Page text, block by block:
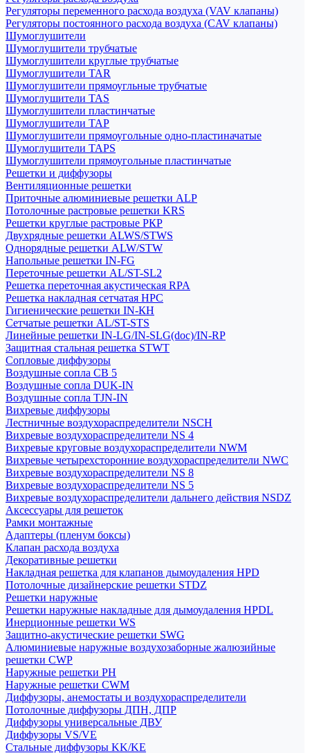
Регуляторы переменного расхода воздуха (VAV клапаны)
Регуляторы постоянного расхода воздуха (CAV клапаны)
Шумоглушители
Шумоглушители трубчатые
Шумоглушители круглые трубчатые
Шумоглушители TAR
Шумоглушители прямоугльные трубчатые
Шумоглушители TAS
Шумоглушители пластинчатые
Шумоглушители TAP
Шумоглушители прямоугольные одно-пластиначатые
Шумоглушители TAPS
Шумоглушители прямоугольные пластинчатые
Решетки и диффузоры
Вентиляционные решетки
Приточные алюминиевые решетки ALP
Потолочные растровые решетки KRS
Решетки круглые растровые РКР
Двухрядные решетки ALWS/STWS
Однорядные решетки ALW/STW
Напольные решетки IN-FG
Переточные решетки AL/ST-SL2
Решетка переточная акустическая RPA
Решетка накладная сетчатая НРС
Гигиенические решетки IN-КН
Сетчатые решетки AL/ST-STS
Линейные решетки IN-LG/IN-SLG(doc)/IN-RP
Защитная стальная решетка STWT
Сопловые диффузоры
Воздушные сопла СВ 5
Воздушные сопла DUK-IN
Воздушные сопла TJN-IN
Вихревые диффузоры
Лестничные воздухораспределители NSCH
Вихревые воздухораспределители NS 4
Вихревые круговые воздухораспределители NWM
Вихревые четырехсторонние воздухораспределители NWC
Вихревые воздухораспределители NS 8
Вихревые воздухораспределители NS 5
Вихревые воздухораспределители дальнего действия NSDZ
Аксессуары для решеток
Рамки монтажные
Адаптеры (пленум боксы)
Клапан расхода воздуха
Декоративные решетки
Накладная решетка для клапанов дымоудаления HPD
Потолочные дизайнерские решетки STDZ
Решетки наружные
Решетки наружные накладные для дымоудаления HPDL
Инерционные решетки WS
Защитно-акустические решетки SWG
Алюминиевые наружные воздухозаборные жалюзийные
решетки CWP
Наружные решетки РН
Наружные решетки CWM
Диффузоры, анемостаты и воздухораспределители
Потолочные диффузоры ДПН, ДПР
Диффузоры универсальные ДВУ
Диффузоры VS/VE
Стальные диффузоры KK/KE